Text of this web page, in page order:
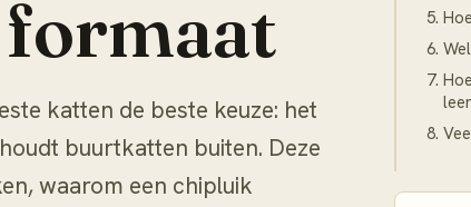
katten de beste keuze: het
buurtkatten buiten. Deze
waarom een chipluik